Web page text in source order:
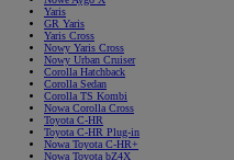
Yaris
GR Yaris
Yaris Cross
Nowy Yaris Cross
Nowy Urban Cruiser
Corolla Hatchback
Corolla Sedan
Corolla TS Kombi
Nowa Corolla Cross
Toyota C-HR
Toyota C-HR Plug-in
Nowa Toyota C-HR+
Nowa Toyota bZ4X